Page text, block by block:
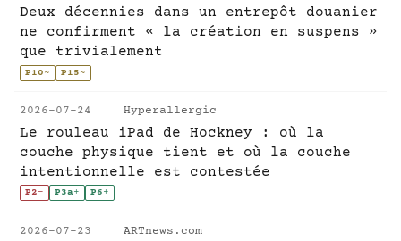
Deux décennies dans un entrepôt douanier
ne confirment « la création en suspens »
que trivialement
P10~ P15~
2026-07-24 Hyperallergic
Le rouleau iPad de Hockney : où la
couche physique tient et où la couche
intentionnelle est contestée
P2- P3a+ P6+
2026-07-23 ARTnews.com